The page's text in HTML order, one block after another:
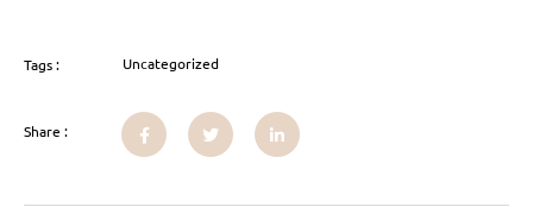
Tags : Uncategorized
Share :